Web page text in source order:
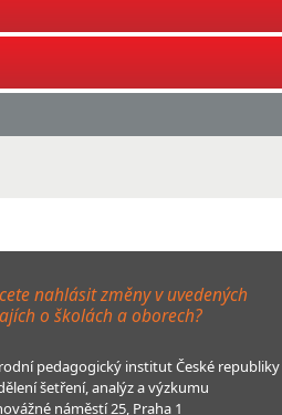
nahlásit změny v uvedených
o školách a oborech?
pedagogický institut České republiky
šetření, analýz a výzkumu
náměstí 25, Praha 1